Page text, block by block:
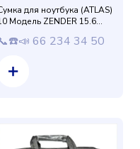
для ноутбука (ATLAS)
Модель ZENDER 15.6
66 234 34 50